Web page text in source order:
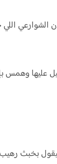
اللي
وهمس
بخبث